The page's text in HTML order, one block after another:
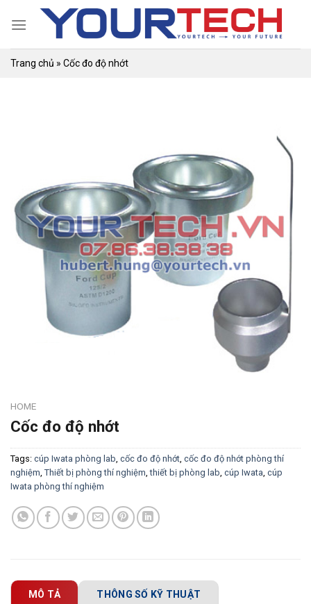
Trang chủ » Cốc đo độ nhớt
HOME
Cốc đo độ nhớt
Tags: cúp Iwata phòng lab, cốc đo độ nhớt, cốc đo độ nhớt phòng thí
nghiệm, Thiết bị phòng thí nghiệm,thiết bị phòng lab, cúp Iwata, cúp
Iwata phòng thí nghiệm
MÔ TẢ THÔNG SỐ KỸ THUẬT